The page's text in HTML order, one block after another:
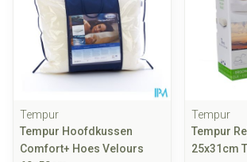
Tempur
Tempur Hoofdkussen
Comfort+ Hoes Velours
Tempur
Tempur
25x31cm